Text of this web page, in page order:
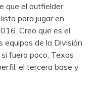
que el outfielder
para jugar en
Creo que es el
de la División
fuera poco, Texas
el tercera base y